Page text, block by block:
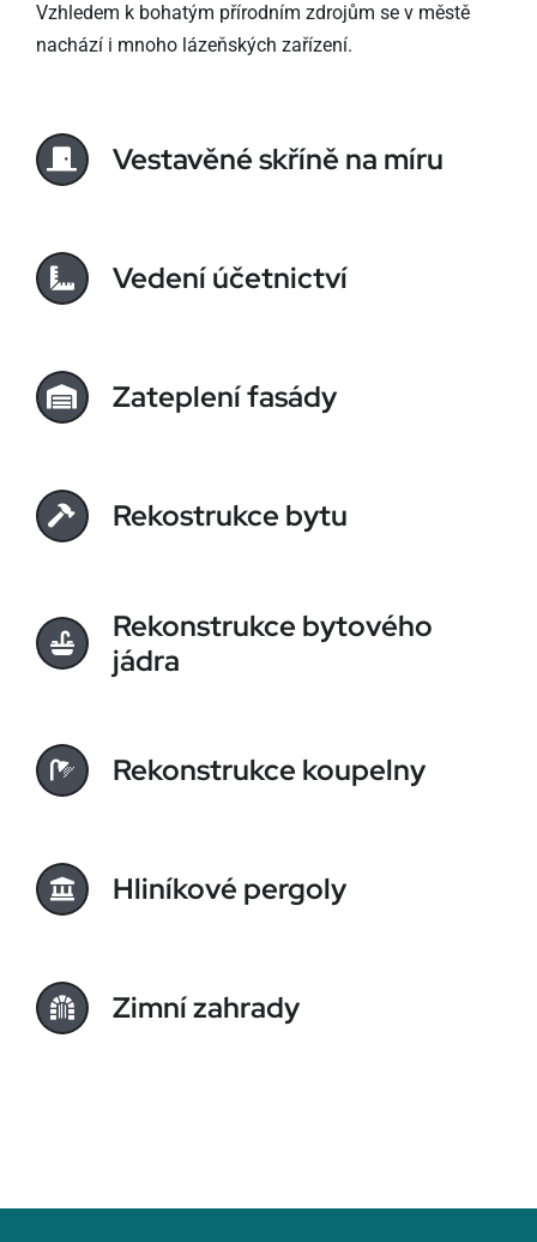
Vzhledem k bohatým přírodním zdrojům se v městě
nachází i mnoho lázeňských zařízení.
Vestavěné skříně na míru
Vedení účetnictví
Zateplení fasády
Rekostrukce bytu
Rekonstrukce bytového
jádra
Rekonstrukce koupelny
Hliníkové pergoly
Zimní zahrady